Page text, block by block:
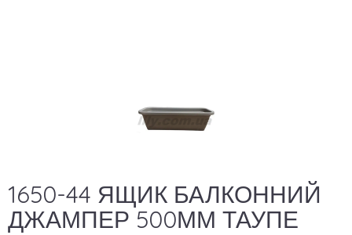
1650-44 ЯЩИК БАЛКОННИЙ
ДЖАМПЕР 500ММ ТАУПЕ